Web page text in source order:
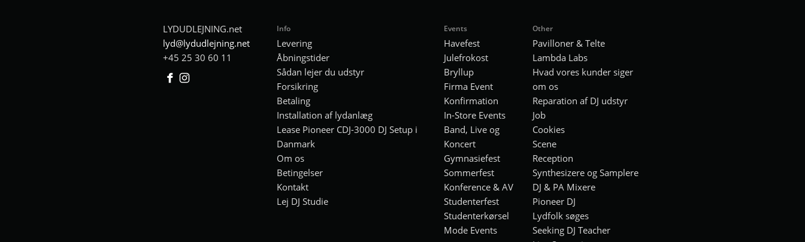
LYDUDLEJNING.net
lyd@lydudlejning.net
+45 25 30 60 11
Facebook
Instagram
Info
Levering
Åbningstider
Sådan lejer du udstyr
Forsikring
Betaling
Installation af lydanlæg
Lease Pioneer CDJ-3000 DJ Setup i
Danmark
Om os
Betingelser
Kontakt
Lej DJ Studie
Events
Havefest
Julefrokost
Bryllup
Firma Event
Konfirmation
In-Store Events
Band, Live og
Koncert
Gymnasiefest
Sommerfest
Konference & AV
Studenterfest
Studenterkørsel
Mode Events
Other
Pavilloner & Telte
Lambda Labs
Hvad vores kunder siger
om os
Reparation af DJ udstyr
Job
Cookies
Scene
Reception
Synthesizere og Samplere
DJ & PA Mixere
Pioneer DJ
Lydfolk søges
Seeking DJ Teacher